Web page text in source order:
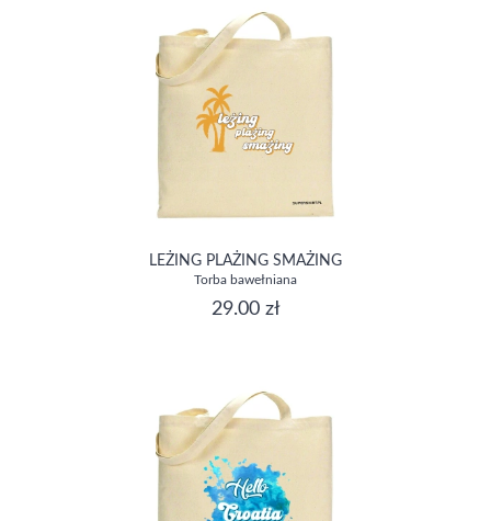
LEŻING PLAŻING SMAŻING
Torba bawełniana
29.00 zł